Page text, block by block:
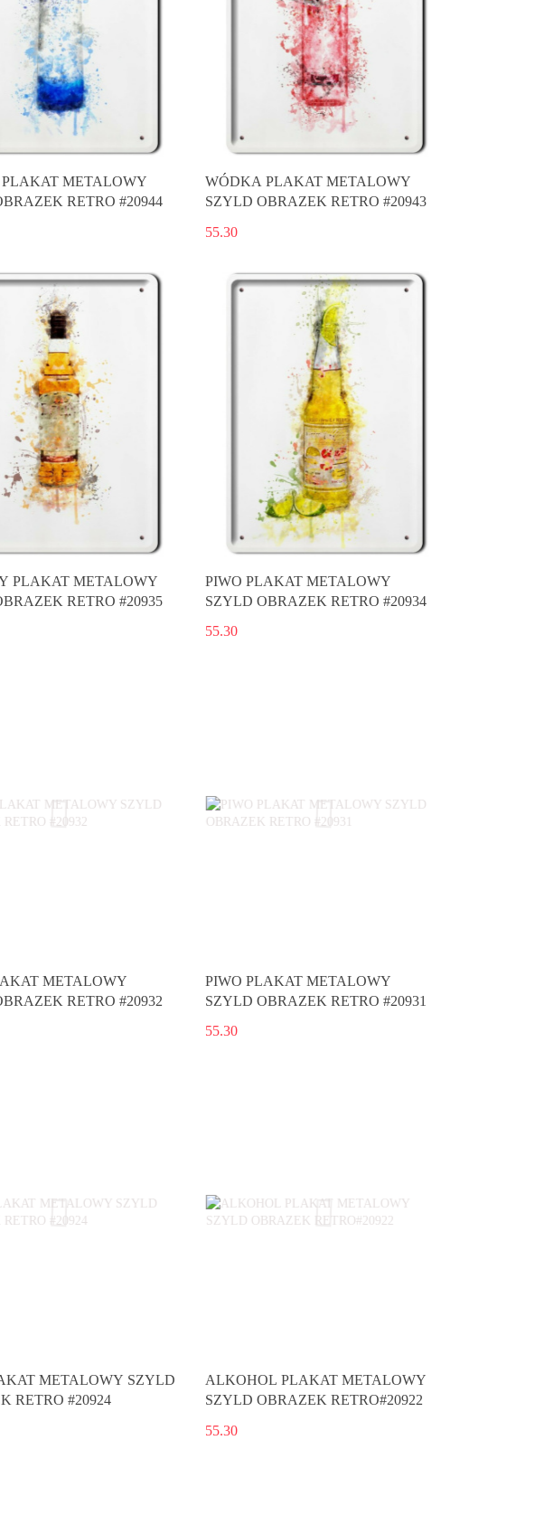
METALOWY
RETRO #20944
WÓDKA PLAKAT METALOWY
SZYLD OBRAZEK RETRO #20943
55.30
PLAKAT METALOWY
RETRO #20935
PIWO PLAKAT METALOWY
SZYLD OBRAZEK RETRO #20934
55.30
METALOWY
RETRO #20932
PIWO PLAKAT METALOWY
SZYLD OBRAZEK RETRO #20931
55.30
METALOWY SZYLD
RETRO #20924
ALKOHOL PLAKAT METALOWY
SZYLD OBRAZEK RETRO#20922
55.30